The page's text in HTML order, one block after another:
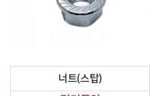
너트(스탑)